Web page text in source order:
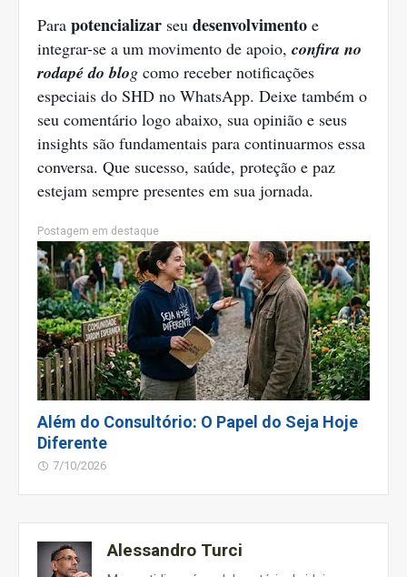
Para potencializar seu desenvolvimento e
integrar-se a um movimento de apoio, confira no
rodapé do blog como receber notificações
especiais do SHD no WhatsApp. Deixe também o
seu comentário logo abaixo, sua opinião e seus
insights são fundamentais para continuarmos essa
conversa. Que sucesso, saúde, proteção e paz
estejam sempre presentes em sua jornada.
Postagem em destaque
Além do Consultório: O Papel do Seja Hoje
Diferente
7/10/2026
Alessandro Turci